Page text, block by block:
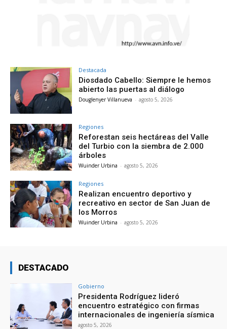
Destacada
Diosdado Cabello: Siempre le hemos
abierto las puertas al diálogo
Douglenyer Villanueva - agosto 5, 2026
Regiones
Reforestan seis hectáreas del Valle
del Turbio con la siembra de 2.000
árboles
Wuinder Urbina - agosto 5, 2026
Regiones
Realizan encuentro deportivo y
recreativo en sector de San Juan de
los Morros
Wuinder Urbina - agosto 5, 2026
DESTACADO
Gobierno
Presidenta Rodríguez lideró
encuentro estratégico con firmas
internacionales de ingeniería sísmica
agosto 5, 2026